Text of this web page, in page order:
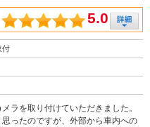
5.0
付
ラを取り付けていただきました。
ったのですが、外部から車内への